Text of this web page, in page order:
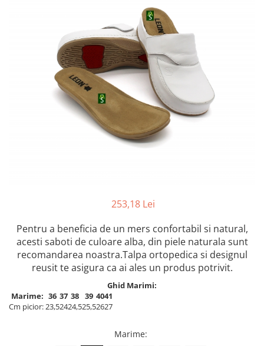
253,18 Lei
Pentru a beneficia de un mers confortabil si natural,
acesti saboti de culoare alba, din piele naturala sunt
recomandarea noastra.Talpa ortopedica si designul
reusit te asigura ca ai ales un produs potrivit.
Ghid Marimi:
Marime: 36 37 38 39 4041
Cm picior:23,52424,525,52627
Marime: